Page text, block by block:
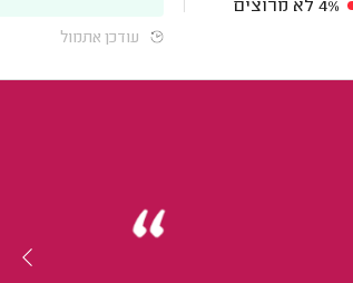
4% לא מרוצים
עודכן אתמול